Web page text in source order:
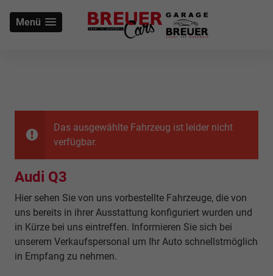
Menü
Das ausgewählte Fahrzeug ist leider nicht
verfügbar.
Audi Q3
Hier sehen Sie von uns vorbestellte Fahrzeuge, die von
uns bereits in ihrer Ausstattung konfiguriert wurden und
in Kürze bei uns eintreffen. Informieren Sie sich bei
unserem Verkaufspersonal um Ihr Auto schnellstmöglich
in Empfang zu nehmen.